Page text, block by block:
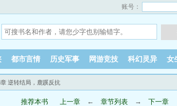
账号：
都市言情 历史军事 网游竞技 科幻灵异 女
逆转结局，鹿蹊反抗
推荐本书 上一章 ← 章节列表 → 下一章